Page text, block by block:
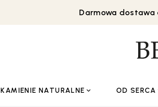
Darmowa dostawa
KAMIENIE NATURALNE OD SERCA